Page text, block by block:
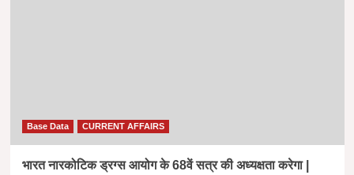
Base Data CURRENT AFFAIRS
भारत नारकोटिक ड्रग्स आयोग के 68वें सत्र की अध्यक्षता करेगा |